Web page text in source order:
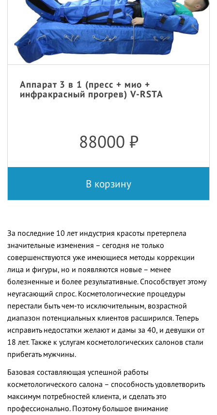
Аппарат 3 в 1 (пресс + мио +
инфракрасный прогрев) V-RSTA
88000 ₽
В корзину
За последние 10 лет индустрия красоты претерпела
значительные изменения – сегодня не только
совершенствуются уже имеющиеся методы коррекции
лица и фигуры, но и появляются новые – менее
болезненные и более результативные. Способствует этому
неугасающий спрос. Косметологические процедуры
перестали быть чем-то исключительным, возрастной
диапазон потенциальных клиентов расширился. Теперь
исправить недостатки желают и дамы за 40, и девушки от
18 лет. Также к услугам косметологических салонов стали
прибегать мужчины.
Базовая составляющая успешной работы
косметологического салона – способность удовлетворить
максимум потребностей клиента, и сделать это
профессионально. Поэтому большое внимание